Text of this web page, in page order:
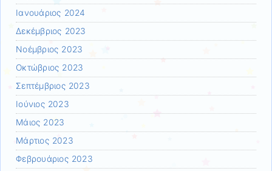
Ιανουάριος 2024
Δεκέμβριος 2023
Νοέμβριος 2023
Οκτώβριος 2023
Σεπτέμβριος 2023
Ιούνιος 2023
Μάιος 2023
Μάρτιος 2023
Φεβρουάριος 2023